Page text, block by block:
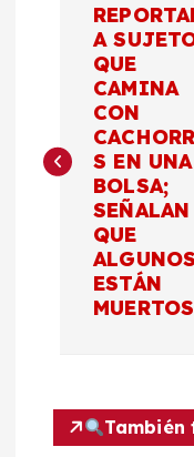
e
A
QUE
CAMINA
CON
S EN UNA
BOLSA;
SEÑALAN
QUE
ALGUNOS
ESTÁN